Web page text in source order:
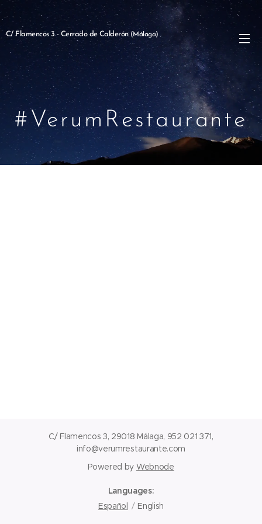
C/ Flamencos 3 - Cerrado de Calderón (Málaga)
#VerumRestaurante
C/ Flamencos 3, 29018 Málaga, 952 021 371,
info@verumrestaurante.com
Powered by Webnode
Languages
Español
English